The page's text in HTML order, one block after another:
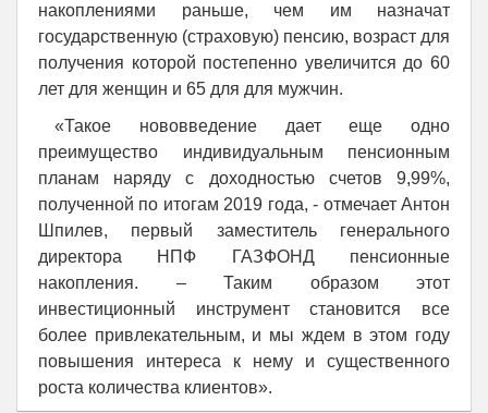
накоплениями раньше, чем им назначат
государственную (страховую) пенсию, возраст для
получения которой постепенно увеличится до 60
лет для женщин и 65 для для мужчин.
«Такое нововведение дает еще одно
преимущество индивидуальным пенсионным
планам наряду с доходностью счетов 9,99%,
полученной по итогам 2019 года, - отмечает Антон
Шпилев, первый заместитель генерального
директора НПФ ГАЗФОНД пенсионные
накопления. – Таким образом этот
инвестиционный инструмент становится все
более привлекательным, и мы ждем в этом году
повышения интереса к нему и существенного
роста количества клиентов».